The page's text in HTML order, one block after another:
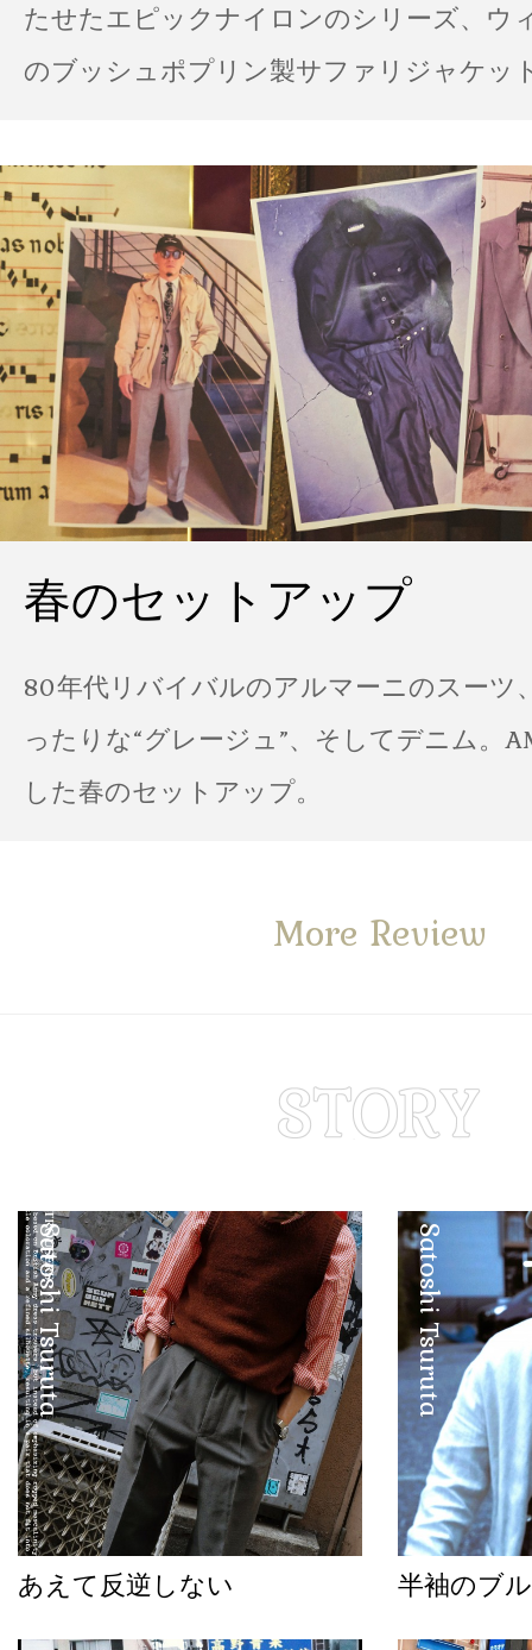
たせたエピックナイロンのシリーズ、ウ
のブッシュポプリン製サファリジャケッ
春のセットアップ
80年代リバイバルのアルマーニのスーツ
ったりな“グレージュ”、そしてデニム。
した春のセットアップ。
More Review
Satoshi Tsuruta
あえて反逆しない
Satoshi Tsuruta
半袖のブ